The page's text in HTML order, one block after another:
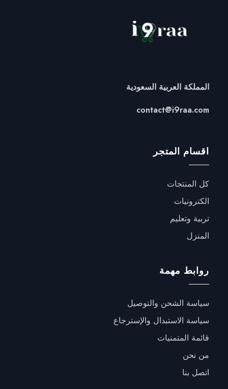
المملكة العربية السعودية
contact@i9raa.com
اقسام المتجر
كل المنتجات
الكترونيات
تربية وتعليم
المنزل
روابط مهمة
سياسة الشحن والتوصيل
سياسة الاستبدال والإسترجاع
قائمة المتمنيات
من نحن
اتصل بنا